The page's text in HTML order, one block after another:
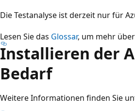
Die Testanalyse ist derzeit nur für
Lesen Sie das Glossar, um mehr
Installieren der
Bedarf
Weitere Informationen finden Sie